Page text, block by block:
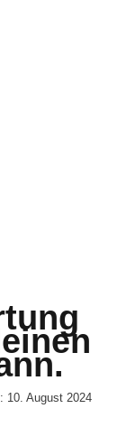
10. August 2024